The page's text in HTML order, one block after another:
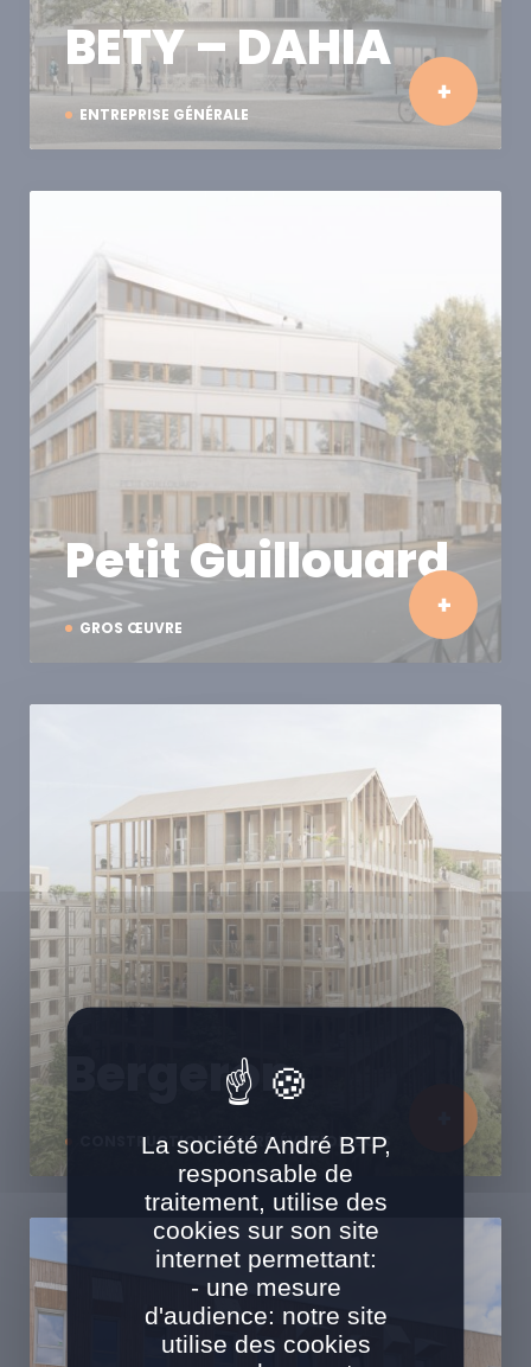
ENTREPRISE GÉNÉRALE
BETY – DAHIA
GROS ŒUVRE
Petit Guillouard
CONSTRUCTION ET SURÉLÉVATION BOIS
Bergeron
La société André BTP,
responsable de
traitement, utilise des
cookies sur son site
internet permettant:
- une mesure
d'audience: notre site
utilise des cookies